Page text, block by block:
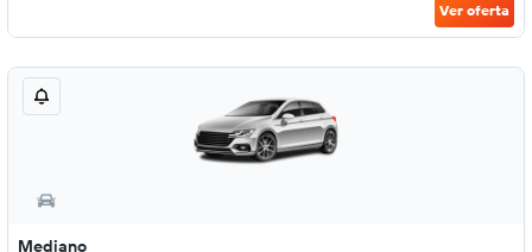
Ver oferta
Mediano